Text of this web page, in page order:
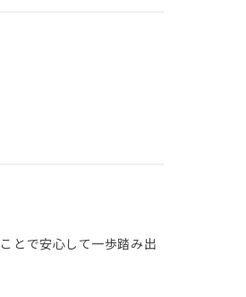
とで安心して一歩踏み出